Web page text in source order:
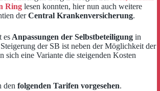
Ring lesen konnten, hier nun auch weitere
derCentral Krankenversicherung.
es Anpassungen der Selbstbeteiligung in
der SB ist neben der Möglichkeit der
sich eine Variante die steigenden Kosten
den folgenden Tarifen vorgesehen.